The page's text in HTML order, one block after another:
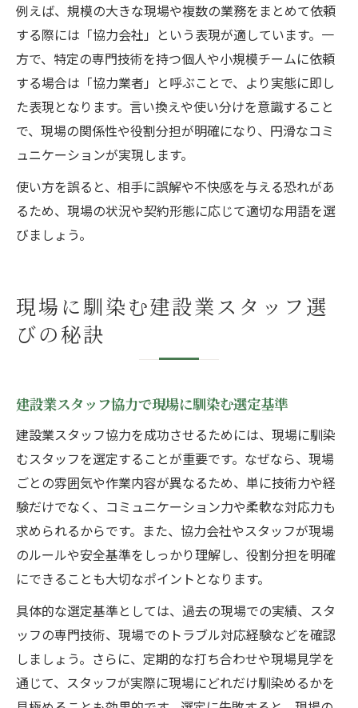
例えば、規模の大きな現場や複数の業務をまとめて依頼
する際には「協力会社」という表現が適しています。一
方で、特定の専門技術を持つ個人や小規模チームに依頼
する場合は「協力業者」と呼ぶことで、より実態に即し
た表現となります。言い換えや使い分けを意識すること
で、現場の関係性や役割分担が明確になり、円滑なコミ
ュニケーションが実現します。
使い方を誤ると、相手に誤解や不快感を与える恐れがあ
るため、現場の状況や契約形態に応じて適切な用語を選
びましょう。
現場に馴染む建設業スタッフ選
びの秘訣
建設業スタッフ協力で現場に馴染む選定基準
建設業スタッフ協力を成功させるためには、現場に馴染
むスタッフを選定することが重要です。なぜなら、現場
ごとの雰囲気や作業内容が異なるため、単に技術力や経
験だけでなく、コミュニケーション力や柔軟な対応力も
求められるからです。また、協力会社やスタッフが現場
のルールや安全基準をしっかり理解し、役割分担を明確
にできることも大切なポイントとなります。
具体的な選定基準としては、過去の現場での実績、スタ
ッフの専門技術、現場でのトラブル対応経験などを確認
しましょう。さらに、定期的な打ち合わせや現場見学を
通じて、スタッフが実際に現場にどれだけ馴染めるかを